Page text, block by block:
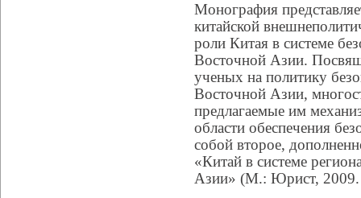
Монография
китайской
роли Китая в системе
Восточной Азии.
ученых на политику
Восточной Азии,
предлагаемые им
области обеспечения
собой второе,
«Китай в системе
Азии» (М.: Юрист,